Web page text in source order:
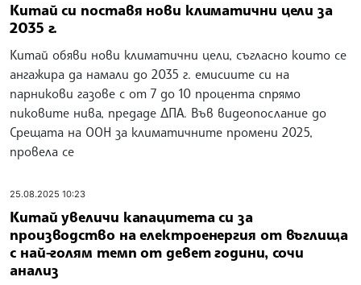
Китай си поставя нови климатични цели за
2035 г.
Китай обяви нови климатични цели, съгласно които се
ангажира да намали до 2035 г. емисиите си на
парникови газове с от 7 до 10 процента спрямо
пиковите нива, предаде ДПА. Във видеопослание до
Срещата на ООН за климатичните промени 2025,
провела се
25.08.2025 10:23
Китай увеличи капацитета си за
производство на електроенергия от въглища
с най-голям темп от девет години, сочи
анализ